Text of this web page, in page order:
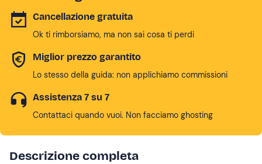
Cancellazione gratuita
Ok ti rimborsiamo, ma non sai cosa ti perdi
Miglior prezzo garantito
Lo stesso della guida: non applichiamo commissioni
Assistenza 7 su 7
Contattaci quando vuoi. Non facciamo ghosting
Descrizione completa